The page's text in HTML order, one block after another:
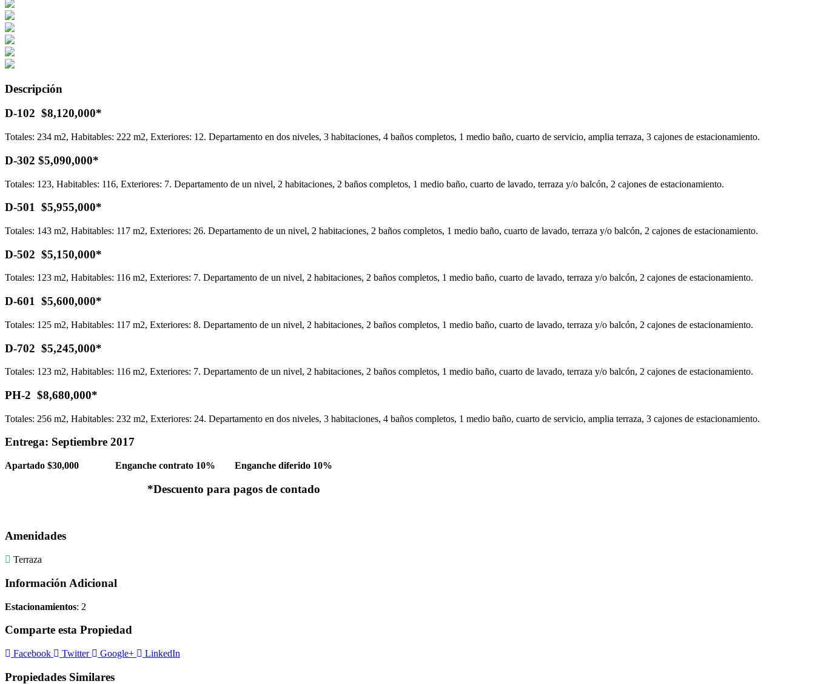
Descripción
D-102 $8,120,000*
Totales: 234 m2, Habitables: 222 m2, Exteriores: 12. Departamento en dos niveles, 3 habitaciones, 4 baños completos, 1 medio baño, cuarto de servicio, amplia terraza, 3 cajones de estacionamiento.
D-302 $5,090,000*
Totales: 123, Habitables: 116, Exteriores: 7. Departamento de un nivel, 2 habitaciones, 2 baños completos, 1 medio baño, cuarto de lavado, terraza y/o balcón, 2 cajones de estacionamiento.
D-501 $5,955,000*
Totales: 143 m2, Habitables: 117 m2, Exteriores: 26. Departamento de un nivel, 2 habitaciones, 2 baños completos, 1 medio baño, cuarto de lavado, terraza y/o balcón, 2 cajones de estacionamiento.
D-502 $5,150,000*
Totales: 123 m2, Habitables: 116 m2, Exteriores: 7. Departamento de un nivel, 2 habitaciones, 2 baños completos, 1 medio baño, cuarto de lavado, terraza y/o balcón, 2 cajones de estacionamiento.
D-601 $5,600,000*
Totales: 125 m2, Habitables: 117 m2, Exteriores: 8. Departamento de un nivel, 2 habitaciones, 2 baños completos, 1 medio baño, cuarto de lavado, terraza y/o balcón, 2 cajones de estacionamiento.
D-702 $5,245,000*
Totales: 123 m2, Habitables: 116 m2, Exteriores: 7. Departamento de un nivel, 2 habitaciones, 2 baños completos, 1 medio baño, cuarto de lavado, terraza y/o balcón, 2 cajones de estacionamiento.
PH-2 $8,680,000*
Totales: 256 m2, Habitables: 232 m2, Exteriores: 24. Departamento en dos niveles, 3 habitaciones, 4 baños completos, 1 medio baño, cuarto de servicio, amplia terraza, 3 cajones de estacionamiento.
Entrega: Septiembre 2017
Apartado $30,000 Enganche contrato 10% Enganche diferido 10%
*Descuento para pagos de contado
Amenidades
Terraza
Información Adicional
Estacionamientos: 2
Comparte esta Propiedad
Facebook Twitter Google+ LinkedIn
Propiedades Similares